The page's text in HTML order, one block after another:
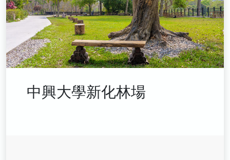
中興大學新化林場